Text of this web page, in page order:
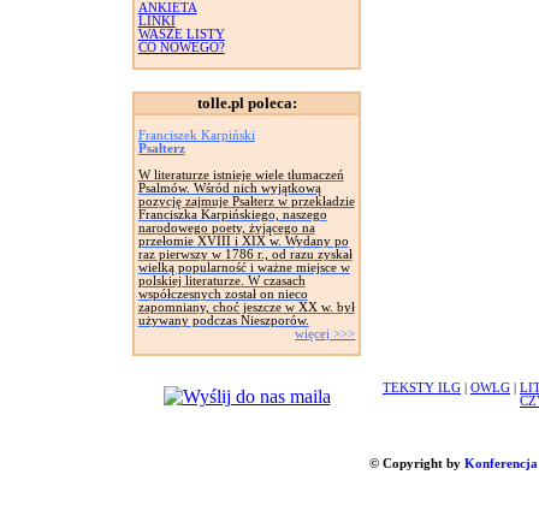
ANKIETA
LINKI
WASZE LISTY
CO NOWEGO?
tolle.pl poleca:
Franciszek Karpiński
Psałterz
W literaturze istnieje wiele tłumaczeń
Psalmów. Wśród nich wyjątkową
pozycję zajmuje Psałterz w przekładzie
Franciszka Karpińskiego, naszego
narodowego poety, żyjącego na
przełomie XVIII i XIX w. Wydany po
raz pierwszy w 1786 r., od razu zyskał
wielką popularność i ważne miejsce w
polskiej literaturze. W czasach
współczesnych został on nieco
zapomniany, choć jeszcze w XX w. był
używany podczas Nieszporów.
więcej >>>
TEKSTY ILG OWLG
© Copyright by Konferencja